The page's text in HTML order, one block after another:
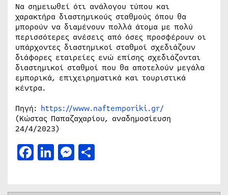
Να σημειωθεί ότι ανάλογου τύπου και
χαρακτήρα διαστημικούς σταθμούς όπου θα
μπορούν να διαμένουν πολλά άτομα με πολύ
περισσότερες ανέσεις από όσες προσφέρουν οι
υπάρχοντες διαστημικοί σταθμοί σχεδιάζουν
διάφορες εταιρείες ενώ επίσης σχεδιάζονται
διαστημικοί σταθμοί που θα αποτελούν μεγάλα
εμπορικά, επιχειρηματικά και τουριστικά
κέντρα.
Πηγή: https://www.naftemporiki.gr/
(Κώστας Παπαζαχαρίου, αναδημοσίευση
24/4/2023)
Facebook
LinkedIn
Messenger